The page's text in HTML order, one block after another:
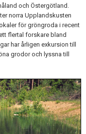
och Östergötland.
norra Upplandskusten
för gröngroda i recent
flertal forskare bland
har årligen exkursion till
grodor och lyssna till